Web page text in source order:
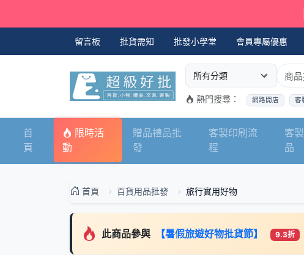
留言板 批貨需知 批發小學堂 會員專屬優惠
選擇商品分類
搜尋商品關鍵字
熱門搜尋： 網路開店 客
首
頁
限時活
動
贈品禮品批
發
客製印刷流
程
客
品
首頁 百貨用品批發 旅行實用好物
此商品參與 【暑假旅遊好物批貨節】 9.3折